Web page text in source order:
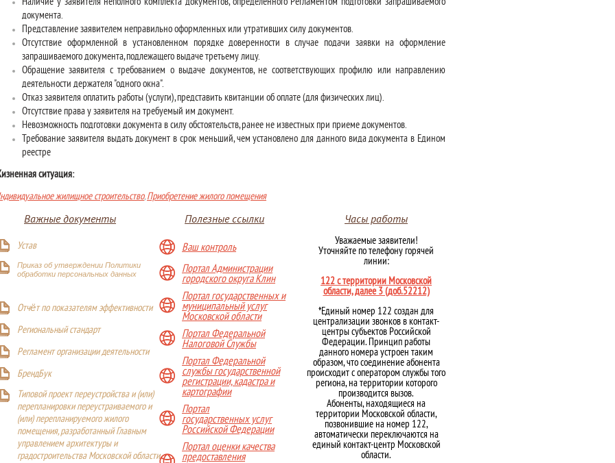
документа.
Представление заявителем неправильно оформленных или утративших силу документов.
Отсутствие оформленной в установленном порядке доверенности в случае подачи заявки на оформление
запрашиваемого документа, подлежащего выдаче третьему лицу.
Обращение заявителя с требованием о выдаче документов, не соответствующих профилю или направлению
деятельности держателя "одного окна".
Отказ заявителя оплатить работы (услуги), представить квитанции об оплате (для физических лиц).
Отсутствие права у заявителя на требуемый им документ.
Невозможность подготовки документа в силу обстоятельств, ранее не известных при приеме документов.
Требование заявителя выдать документ в срок меньший, чем установлено для данного вида документа в Едином
реестре
ситуация:
жилищное строительство,Приобретение жилого помещения
Важные документы
Устав
Приказ об утверждении Политики
обработки персональных данных
Отчёт по показателям эффективности
Региональный стандарт
Регламент организации деятельности
БрендБук
Типовой проект переустройства и (или)
перепланировки переустраиваемого и
(или) перепланируемого жилого
помещения, разработанный Главным
управлением архитектуры и
градостроительства Московской области
Полезные ссылки
Ваш контроль
Портал Администрации
городского округа Клин
Портал государственных и
муниципальный услуг
Московской области
Портал Федеральной
Налоговой Службы
Портал Федеральной
службы государственной
регистрации, кадастра и
картографии
Портал
государственных услуг
Российской Федерации
Портал оценки качества
предоставления
Часы работы
Уважаемые заявители!
Уточняйте по телефону горячей
линии:
122 с территории Московской
области, далее 3 (доб.52212)
*Единый номер 122 создан для
централизации звонков в контакт-
центры субъектов Российской
Федерации. Принцип работы
данного номера устроен таким
образом, что соединение абонента
происходит с оператором службы того
региона, на территории которого
производится вызов.
Абоненты, находящиеся на
территории Московской области,
позвонившие на номер 122,
автоматически переключаются на
единый контакт-центр Московской
области.